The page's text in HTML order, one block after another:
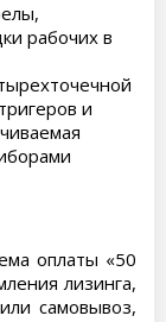
рабочих в
и
оплаты «50
лизинга,
самовывоз,